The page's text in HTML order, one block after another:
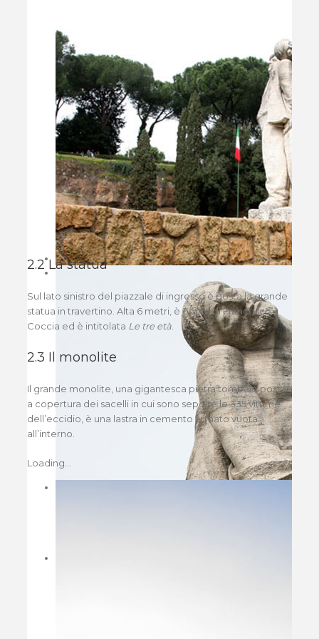
2.2 La statua
Sul lato sinistro del piazzale di ingresso è posta la grande
statua in travertino. Alta 6 metri, è opera di Francesco
Coccia ed è intitolata Le tre età
2.3 Il monolite
Il grande monolite, una gigantesca pietra tombale posta
a copertura dei sacelli in cui sono sepolte le 335 vittime
dell’eccidio, è una lastra in cemento armato vuota
all’interno.
Loading...